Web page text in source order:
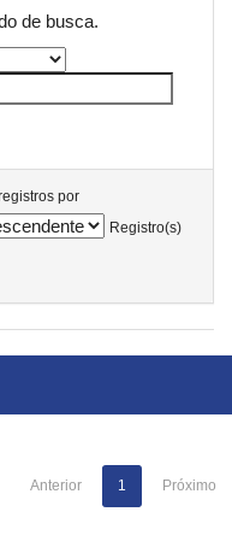
de busca.
por
Registro(s)
Anterior 1 Próximo